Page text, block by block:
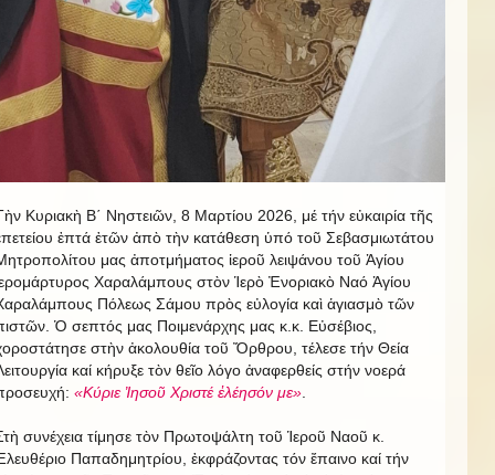
Κυριακὴ Β΄ Νηστειῶν, 8 Μαρτίου 2026, μέ τήν εὐκαιρία τῆς
ἐπτά ἐτῶν ἀπὸ τὴν κατάθεση ὑπό τοῦ Σεβασμιωτάτου
μας ἀποτμήματος ἱεροῦ λειψάνου τοῦ Ἁγίου
Χαραλάμπους στὸν Ἱερὸ Ἐνοριακὸ Ναό Ἁγίου
Πόλεως Σάμου πρὸς εὐλογία καὶ ἁγιασμὸ τῶν
Ὁ σεπτός μας Ποιμενάρχης μας κ.κ. Εὐσέβιος,
στὴν ἀκολουθία τοῦ Ὄρθρου, τέλεσε τήν Θεία
καί κήρυξε τὸν θεῖο λόγο ἀναφερθείς στήν νοερά
«Κύριε Ἰησοῦ Χριστέ ἐλέησόν με».
συνέχεια τίμησε τὸν Πρωτοψάλτη τοῦ Ἱεροῦ Ναοῦ κ.
Παπαδημητρίου, ἐκφράζοντας τόν ἔπαινο καί τήν